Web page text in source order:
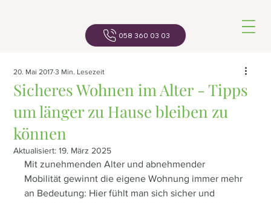
058 360 03 03
Sicheres Wohnen im Alter - Tipps
um länger zu Hause bleiben zu
können
20. Mai 2017 3 Min. Lesezeit
Aktualisiert:19. März 2025
Mit zunehmenden Alter und abnehmender
Mobilität gewinnt die eigene Wohnung immer mehr
an Bedeutung: Hier fühlt man sich sicher und